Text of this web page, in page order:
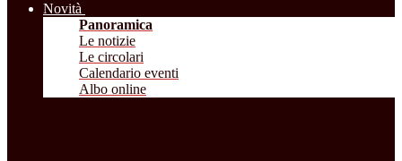
Novità
Panoramica
Le notizie
Le circolari
Calendario eventi
Albo online